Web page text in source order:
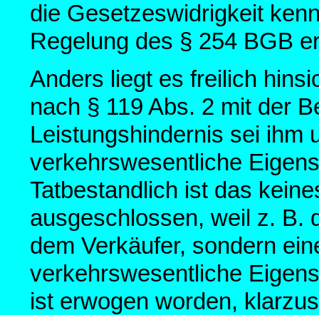
die Gesetzeswidrigkeit
Regelung des § 254 BGB
Anders liegt es freilich
nach § 119 Abs. 2 mit der
Leistungshindernis sei ihm
verkehrswesentliche
Tatbestandlich ist das
ausgeschlossen, weil z. B.
dem Verkäufer, sondern
verkehrswesentliche
ist erwogen worden,